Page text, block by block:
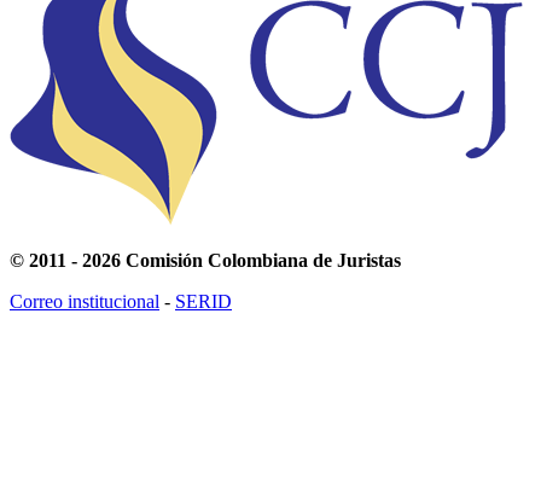
© 2011 - 2026 Comisión Colombiana de Juristas
Correo institucional - SERID